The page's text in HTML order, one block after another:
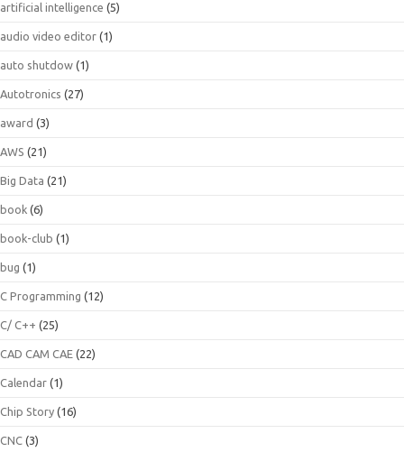
artificial intelligence (5)
audio video editor (1)
auto shutdow (1)
Autotronics (27)
award (3)
AWS (21)
Big Data (21)
book (6)
book-club (1)
bug (1)
C Programming (12)
C/ C++ (25)
CAD CAM CAE (22)
Calendar (1)
Chip Story (16)
CNC (3)